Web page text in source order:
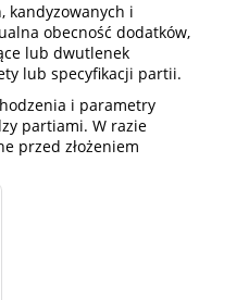
kandyzowanych i
obecność dodatków,
lub dwutlenek
lub specyfikacji partii.
i parametry
partiami. W razie
przed złożeniem